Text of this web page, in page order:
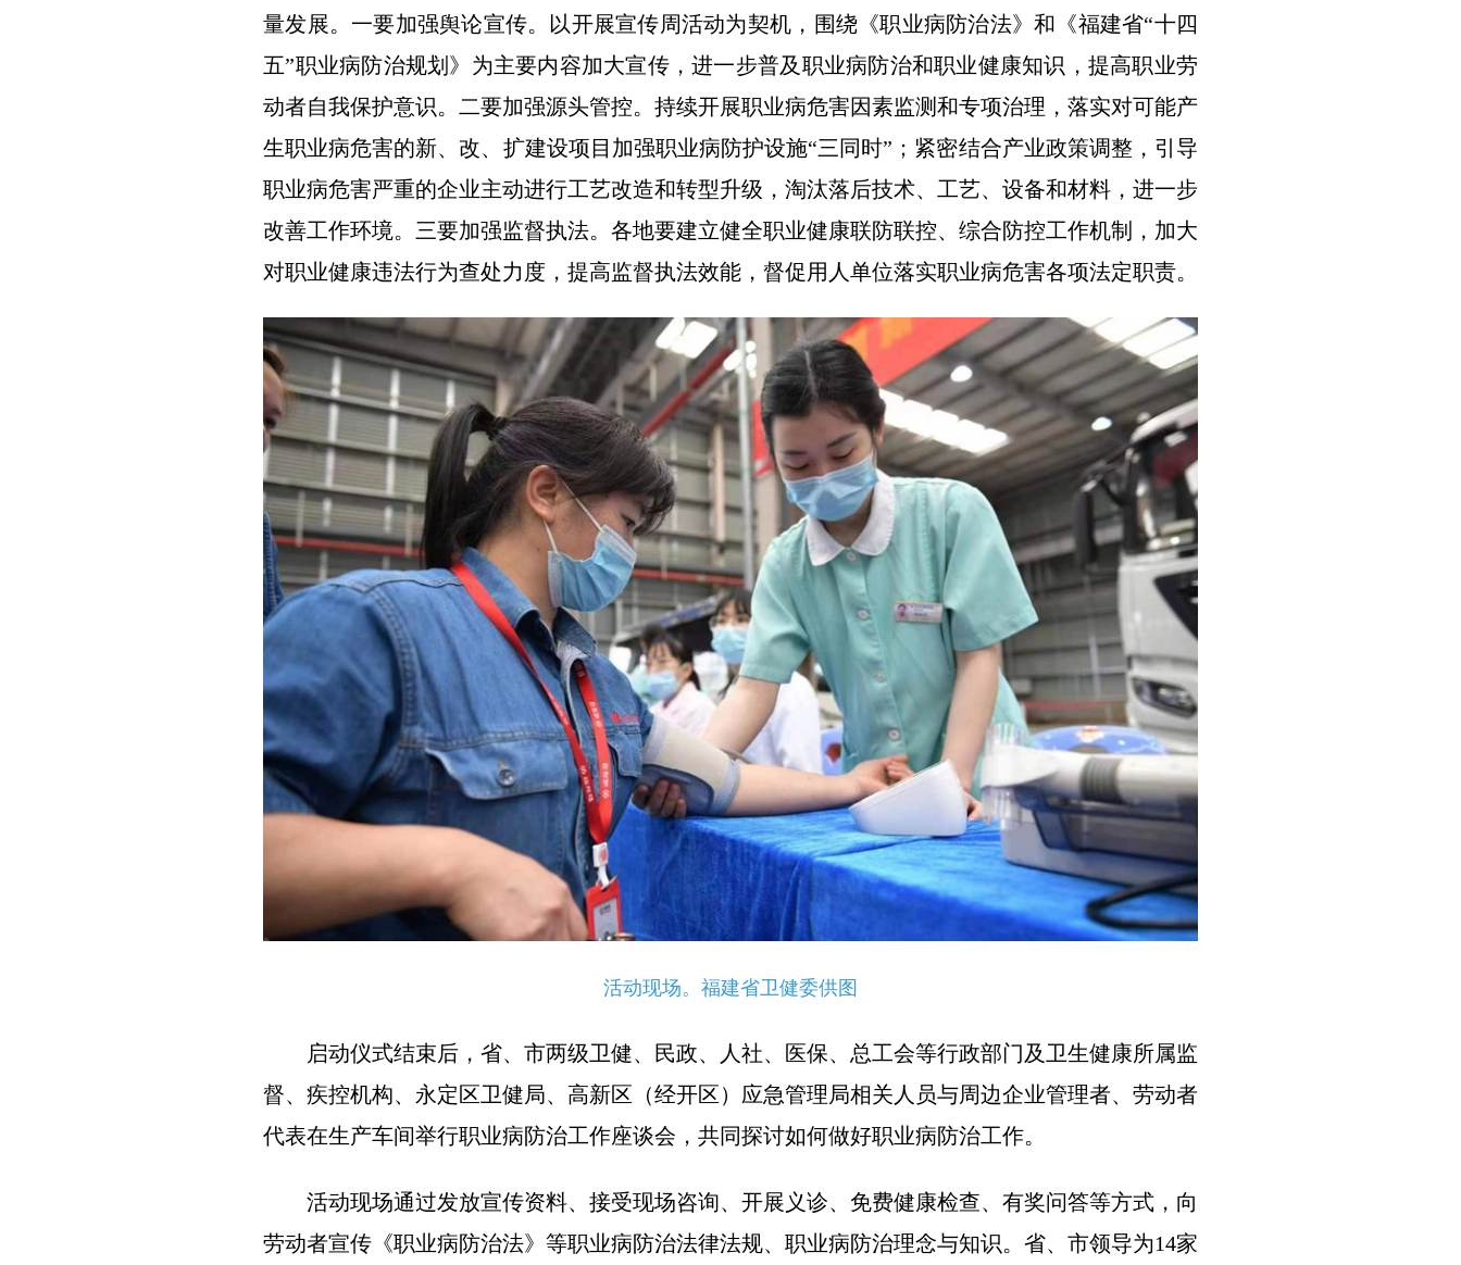
量发展。一要加强舆论宣传。以开展宣传周活动为契机，围绕《职业病防治法》和《福建省“十四
五”职业病防治规划》为主要内容加大宣传，进一步普及职业病防治和职业健康知识，提高职业劳
动者自我保护意识。二要加强源头管控。持续开展职业病危害因素监测和专项治理，落实对可能产
生职业病危害的新、改、扩建设项目加强职业病防护设施“三同时”；紧密结合产业政策调整，引导
职业病危害严重的企业主动进行工艺改造和转型升级，淘汰落后技术、工艺、设备和材料，进一步
改善工作环境。三要加强监督执法。各地要建立健全职业健康联防联控、综合防控工作机制，加大
对职业健康违法行为查处力度，提高监督执法效能，督促用人单位落实职业病危害各项法定职责。
活动现场。福建省卫健委供图
启动仪式结束后，省、市两级卫健、民政、人社、医保、总工会等行政部门及卫生健康所属监
督、疾控机构、永定区卫健局、高新区（经开区）应急管理局相关人员与周边企业管理者、劳动者
代表在生产车间举行职业病防治工作座谈会，共同探讨如何做好职业病防治工作。
活动现场通过发放宣传资料、接受现场咨询、开展义诊、免费健康检查、有奖问答等方式，向
劳动者宣传《职业病防治法》等职业病防治法律法规、职业病防治理念与知识。省、市领导为14家